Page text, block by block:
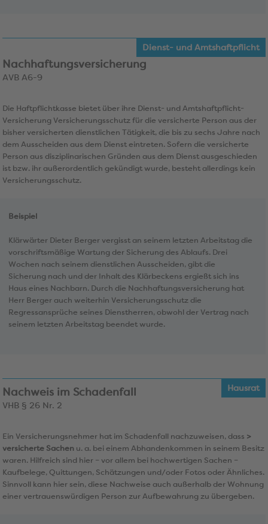
Dienst- und Amtshaftpflicht
Nachhaftungsversicherung
AVB A6-9
Die Haftpflichtkasse bietet über ihre Dienst- und Amtshaftpflicht-
Versicherung Versicherungsschutz für die versicherte Person aus der
bisher versicherten dienstlichen Tätigkeit, die bis zu sechs Jahre nach
dem Ausscheiden aus dem Dienst eintreten. Sofern die versicherte
Person aus disziplinarischen Gründen aus dem Dienst ausgeschieden
ist bzw. ihr außerordentlich gekündigt wurde, besteht allerdings kein
Versicherungsschutz.
Beispiel
Klärwärter Dieter Berger vergisst an seinem letzten Arbeitstag die
vorschriftsmäßige Wartung der Sicherung des Ablaufs. Drei
Wochen nach seinem dienstlichen Ausscheiden, gibt die
Sicherung nach und der Inhalt des Klärbeckens ergießt sich ins
Haus eines Nachbarn. Durch die Nachhaftungsversicherung hat
Herr Berger auch weiterhin Versicherungsschutz die
Regressansprüche seines Dienstherren, obwohl der Vertrag nach
seinem letzten Arbeitstag beendet wurde.
Hausrat
Nachweis im Schadenfall
VHB § 26 Nr. 2
Ein Versicherungsnehmer hat im Schadenfall nachzuweisen, dass >
versicherte Sachen u. a. bei einem Abhandenkommen in seinem Besitz
waren. Hilfreich sind hier – vor allem bei hochwertigen Sachen –
Kaufbelege, Quittungen, Schätzungen und/oder Fotos oder Ähnliches.
Sinnvoll kann hier sein, diese Nachweise auch außerhalb der Wohnung
einer vertrauenswürdigen Person zur Aufbewahrung zu übergeben.